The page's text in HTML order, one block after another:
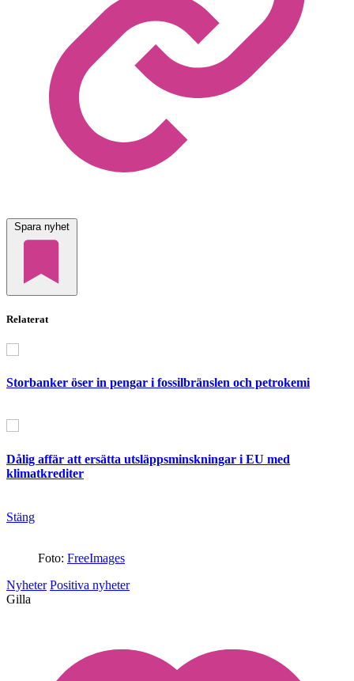
Spara nyhet
Relaterat
Storbanker öser in pengar i fossilbränslen och petrokemi
Dålig affär att ersätta utsläppsminskningar i EU med
klimatkrediter
Stäng
Foto: FreeImages
Nyheter Positiva nyheter
Gilla